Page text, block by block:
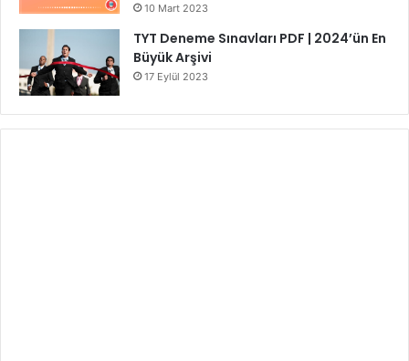
10 Mart 2023
TYT Deneme Sınavları PDF | 2024’ün En
Büyük Arşivi
17 Eylül 2023